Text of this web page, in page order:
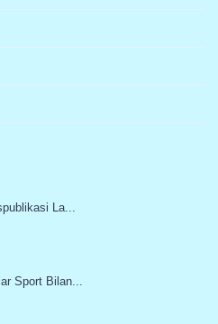
La...
Sport Bilan...